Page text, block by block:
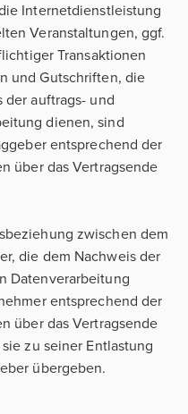
Internetdienstleistung
Veranstaltungen, ggf.
Transaktionen
und Gutschriften, die
der auftrags- und
dienen, sind
entsprechend der
über das Vertragsende
zwischen dem
die dem Nachweis der
Datenverarbeitung
entsprechend der
über das Vertragsende
zu seiner Entlastung
übergeben.